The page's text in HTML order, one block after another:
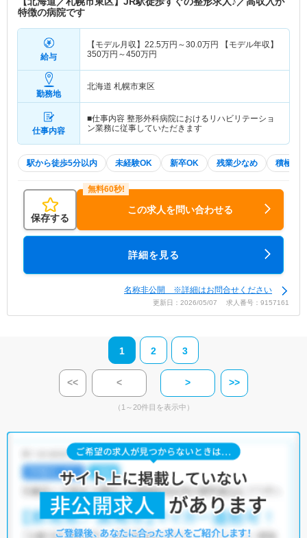
特徴の病院です
給与
【モデル月収】 22.5万円～30.0万円
【モデル年収】
350万円～450万円
勤務地
北海道 札幌市東区
仕事内容
■仕事内容 整形外科病院におけるリハビリテーショ
ン業務に従事していただきます
駅から徒歩5分以内 未経験OK 新卒OK 残業少なめ 積極採
保存する
この求人を問い合わせる
詳細を見る
名称非公開 ※詳細はお問合せください
更新日：2026/05/07 求人番号：9157161
1 2 3
<< < > >>
（1～20件目を表示中）